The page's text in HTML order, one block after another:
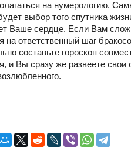
на нумерологию.
выбор того спутника
Ваше сердце. Если Вам
на ответственный шаг
составьте гороскоп
и Вы сразу же развеете свои